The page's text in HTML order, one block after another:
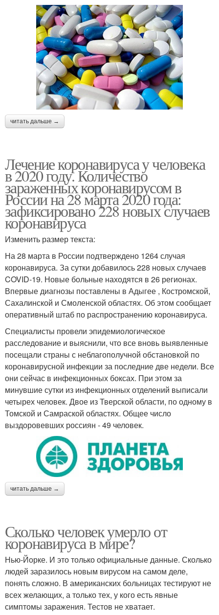
читать дальше →
Лечение коронавируса у человека
в 2020 году. Количество
зараженных коронавирусом в
России на 28 марта 2020 года:
зафиксировано 228 новых случаев
коронавируса
Изменить размер текста:
На 28 марта в России подтверждено 1264 случая
коронавируса. За сутки добавилось 228 новых случаев
COVID-19. Новые больные находятся в 26 регионах.
Впервые диагнозы поставлены в Адыгее , Костромской,
Сахалинской и Смоленской областях. Об этом сообщает
оперативный штаб по распространению коронавируса.
Специалисты провели эпидемиологическое
расследование и выяснили, что все вновь выявленные
посещали страны с неблагополучной обстановкой по
коронавирусной инфекции за последние две недели. Все
они сейчас в инфекционных боксах. При этом за
минувшие сутки из инфекционных отделений выписали
четырех человек. Двое из Тверской области, по одному в
Томской и Самраской областях. Общее число
выздоровевших россиян - 49 человек.
читать дальше →
Сколько человек умерло от
коронавируса в мире?
Нью-Йорке. И это только официальные данные. Сколько
людей заразилось новым вирусом на самом деле,
понять сложно. В американских больницах тестируют не
всех желающих, а только тех, у кого есть явные
симптомы заражения. Тестов не хватает.